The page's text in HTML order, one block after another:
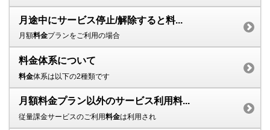
月途中にサービス停止/解除すると料...
月額料金プランをご利用の場合
料金体系について
料金体系は以下の2種類です
月額料金プラン以外のサービス利用料...
従量課金サービスのご利用料金は利用され